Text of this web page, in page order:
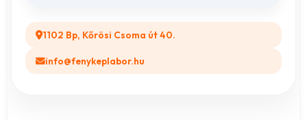
1102 Bp, Kőrösi Csoma út 40.
info@fenykeplabor.hu